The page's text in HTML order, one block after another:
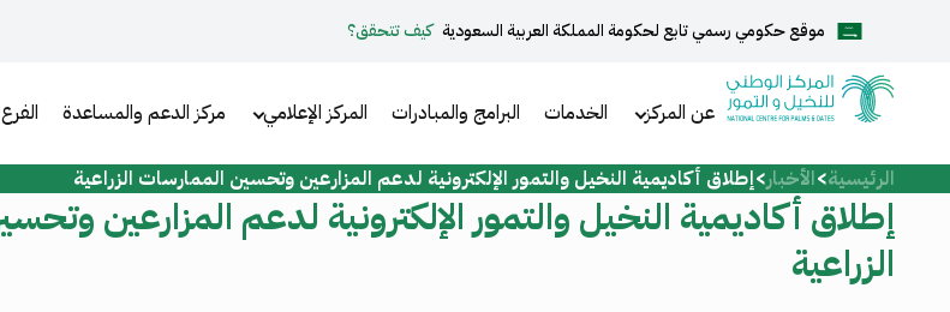
كيف تتحقق؟ English
الرئيسية
عن المركز
عن المركز الخدمات البرامج والمبادرات المركز الإعلامي مركز الدعم والمساعدة
الرئيسية الأخبار إطلاق أكاديمية النخيل والتمور الإلكترونية لدعم المزارعين وتحسين الممارسات الزراعية
إطلاق أكاديمية النخيل والتمور الإلكترونية لدعم المزارعين
الزراعية